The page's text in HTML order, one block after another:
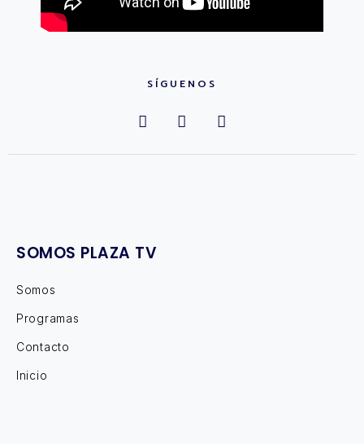
SÍGUENOS
SOMOS PLAZA TV
Somos
Programas
Contacto
Inicio